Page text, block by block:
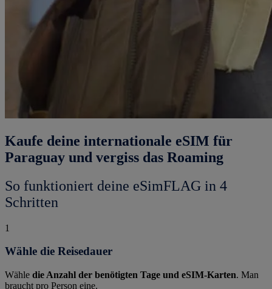
Kaufe deine internationale eSIM für
Paraguay und vergiss das Roaming
So funktioniert deine eSimFLAG in 4
Schritten
1
Wähle die Reisedauer
Wähle die Anzahl der benötigten Tage und eSIM-Karten. Man
braucht pro Person eine.